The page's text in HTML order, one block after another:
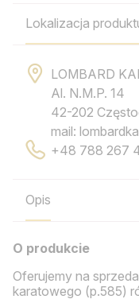
Lokalizacja
LOMBARD
Al. N.M.P. 14
42-202
mail:
+48 788 267
Opis
O produkcie
Oferujemy na
karatowego (p.585)